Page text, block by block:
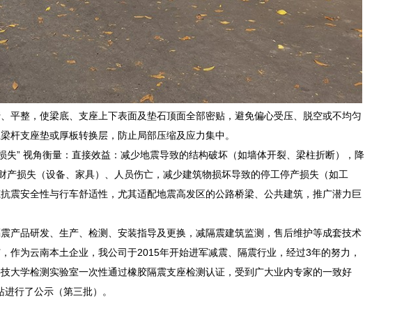
平整，使梁底、支座上下表面及垫石顶面全部密贴，避免偏心受压、脱空或不均匀
杆支座垫或厚板转换层，防止局部压缩及应力集中。
” 视角衡量：直接效益：减少地震导致的结构破坏（如墙体开裂、梁柱折断），降
损失（设备、家具）、人员伤亡，减少建筑物损坏导致的停工停产损失（如工
震安全性与行车舒适性，尤其适配地震高发区的公路桥梁、公共建筑，推广潜力巨
产品研发、生产、检测、安装指导及更换，减隔震建筑监测，售后维护等成套技术
为云南本土企业，我公司于2015年开始进军减震、隔震行业，经过3年的努力，
大学检测实验室一次性通过橡胶隔震支座检测认证，受到广大业内专家的一致好
行了公示（第三批）。